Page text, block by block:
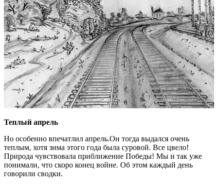
Теплый апрель
Но особенно впечатлил апрель.Он тогда выдался очень
теплым, хотя зима этого года была суровой. Все цвело!
Природа чувствовала приближение Победы! Мы и так уже
понимали, что скоро конец войне. Об этом каждый день
говорили сводки.